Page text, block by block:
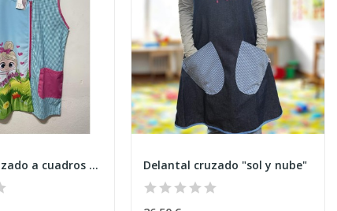
Delantal cruzado a cuadros "Bailarina" Delantal cruzado "sol y nube"